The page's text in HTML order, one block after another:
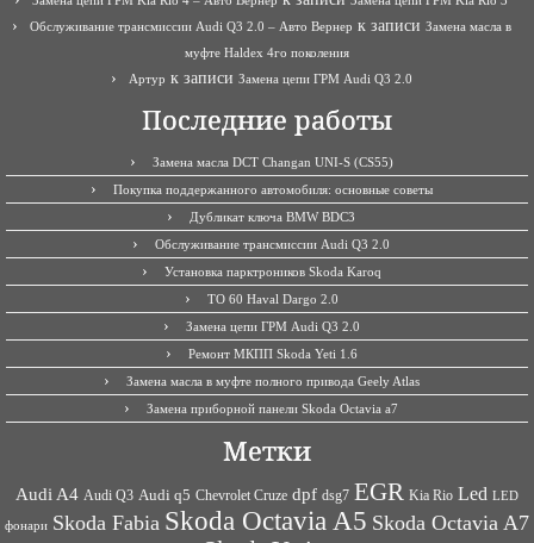
Обслуживание трансмиссии Audi Q3 2.0 – Авто Вернер к записи Замена масла в
муфте Haldex 4го поколения
Артур к записи Замена цепи ГРМ Audi Q3 2.0
Последние работы
Замена масла DCT Changan UNI-S (CS55)
Покупка поддержанного автомобиля: основные советы
Дубликат ключа BMW BDC3
Обслуживание трансмиссии Audi Q3 2.0
Установка парктроников Skoda Karoq
ТО 60 Haval Dargo 2.0
Замена цепи ГРМ Audi Q3 2.0
Ремонт МКПП Skoda Yeti 1.6
Замена масла в муфте полного привода Geely Atlas
Замена приборной панели Skoda Octavia a7
Метки
Audi A4 Audi Q3 Audi q5 Chevrolet Cruze dpf dsg7 EGR Kia Rio Led LED
фонари Skoda Fabia Skoda Octavia A5 Skoda Octavia A7